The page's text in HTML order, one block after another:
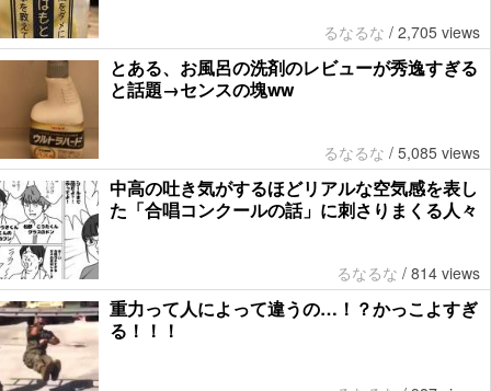
るなるな / 2,705 views
とある、お風呂の洗剤のレビューが秀逸すぎる
と話題→センスの塊ww
るなるな / 5,085 views
中高の吐き気がするほどリアルな空気感を表し
た「合唱コンクールの話」に刺さりまくる人々
るなるな / 814 views
重力って人によって違うの…！？かっこよすぎ
る！！！